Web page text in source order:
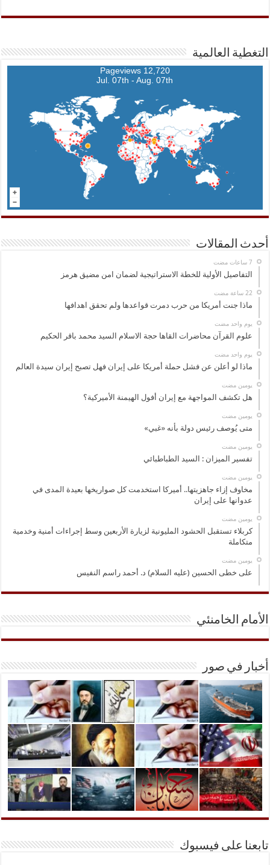
التغطية العالمية
12,720 Pageviews
Jul. 07th - Aug. 07th
أحدث المقالات
التفاصيل الأولية للخطة الاستراتيجية لضمان امن مضيق هرمز
ماذا جنت أمريكا من حرب دمرت قواعدها ولم تحقق اهدافها
‏يوم واحد مضت
علوم القرآن محاضرات القاها حجة الاسلام السيد محمد باقر الحكيم
‏يوم واحد مضت
ماذا لو أعلن عن فشل حملة أمريكا على إيران فهل تصبح إيران سيدة العالم
‏يومين مضت
هل تكشف المواجهة مع إيران أفول الهيمنة الأميركية؟
‏يومين مضت
متى يُوصف رئيس دولة بأنه «غبي»
‏يومين مضت
تفسير الميزان : السيد الطباطبائي
‏يومين مضت
مخاوف إزاء جاهزيتها.. أميركا استخدمت كل صواريخها بعيدة المدى في
عدوانها على إيران
‏يومين مضت
كربلاء تستقبل الحشود المليونية لزيارة الأربعين وسط إجراءات أمنية وخدمية
متكاملة
‏يومين مضت
على خطى الحسين (عليه السلام) د. أحمد راسم النفيس
الأمام الخامنئي
أخبار في صور
تابعنا على فيسبوك